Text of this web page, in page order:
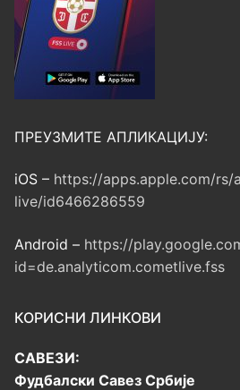
ПРЕУЗМИТЕ АПЛИКАЦИЈУ:
iOS – https://apps.apple.com/rs/
live/id6466286559
Android – https://
id=de.analyticom.cometlive.fss
КОРИСНИ ЛИНКОВИ
САВЕЗИ:
Фудбалски Савез Србије